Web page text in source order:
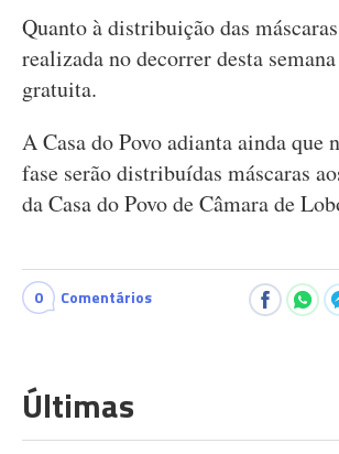
Quanto à distribuição das
realizada no decorrer desta
gratuita.
A Casa do Povo adianta ainda que
fase serão distribuídas máscaras
da Casa do Povo de Câmara de
0 Comentários
Últimas